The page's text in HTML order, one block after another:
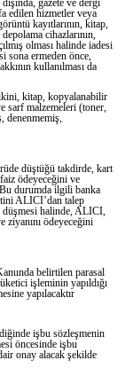
edilen hizmetler veya
kayıtlarının, kitap,
cihazlarının,
olması halinde iadesi
sona ermeden önce,
kullanılması da
kitap, kopyalanabilir
sarf malzemeleri (toner,
denenmemiş,
düştüğü takdirde, kart
ödeyeceğini ve
Bu durumda ilgili banka
ALICI’dan talep
düşmesi halinde, ALICI,
ziyanını ödeyeceğini
belirtilen parasal
işleminin yapıldığı
yapılacaktır
işbu sözleşmenin
öncesinde işbu
onay alacak şekilde